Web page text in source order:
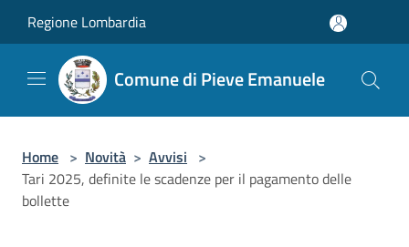
Regione Lombardia
Comune di Pieve Emanuele
Home > Novità > Avvisi >
Tari 2025, definite le scadenze per il pagamento delle
bollette